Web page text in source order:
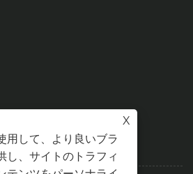
X
用して、より良いブラ
し、サイトのトラフィ